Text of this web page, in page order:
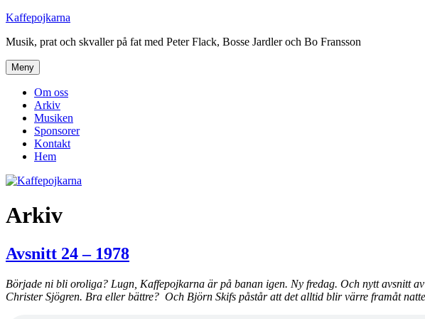
Hoppa
innehåll
Kaffepojkarna
Musik, prat och skvaller på fat med Peter Flack, Bosse Jardler och Bo Fransson
Meny
Om oss
Arkiv
Musiken
Sponsorer
Kontakt
Hem
Arkiv
Avsnitt 24 – 1978
Började ni bli oroliga? Lugn, Kaffepojkarna är på banan igen. Ny fredag. Och nytt avsnitt
Christer Sjögren. Bra eller bättre? Och Björn Skifs påstår att det alltid blir värre framåt